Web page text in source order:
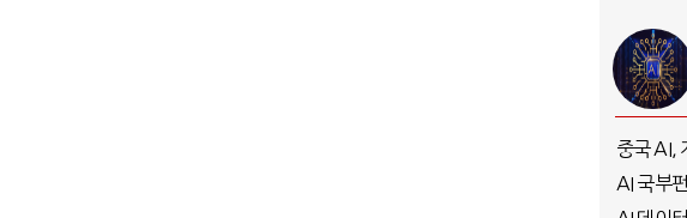
중국 AI,
AI 국부